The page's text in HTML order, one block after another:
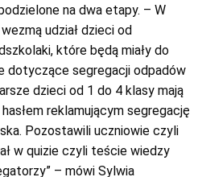
na dwa etapy. – W
udział dzieci od
które będą miały do
dotyczące segregacji odpadów
dzieci od 1 do 4 klasy mają
reklamującym segregację
Pozostawili uczniowie czyli
w quizie czyli teście wiedzy
– mówi Sylwia